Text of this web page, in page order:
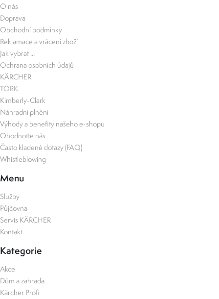
O nás
Doprava
Obchodní podmínky
Reklamace a vrácení zboží
Jak vybrat ...
Ochrana osobních údajů
KÄRCHER
TORK
Kimberly-Clark
Náhradní plnění
Výhody a benefity našeho e-shopu
Ohodnoťte nás
Často kladené dotazy (FAQ)
Whistleblowing
Menu
Služby
Půjčovna
Servis KÄRCHER
Kontakt
Kategorie
Akce
Dům a zahrada
Kärcher Profi